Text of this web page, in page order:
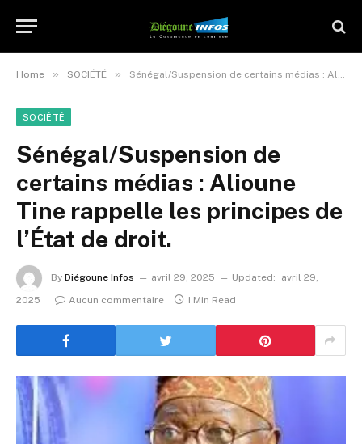
Home » SOCIÉTÉ » Sénégal/Suspension de certains médias : Alioune Tine rappelle les principes de l’État de droit.
SOCIÉTÉ
Sénégal/Suspension de
certains médias : Alioune
Tine rappelle les principes de
l’État de droit.
By Diégoune Infos avril 29, 2025 Updated:
avril 29,
2025
Aucun commentaire 1 Min Read